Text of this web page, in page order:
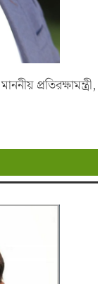
প্রতিরক্ষামন্ত্রী,